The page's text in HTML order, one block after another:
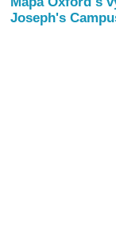
Joseph's